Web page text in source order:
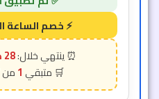
28 دقيقة و 2 ثانية
1